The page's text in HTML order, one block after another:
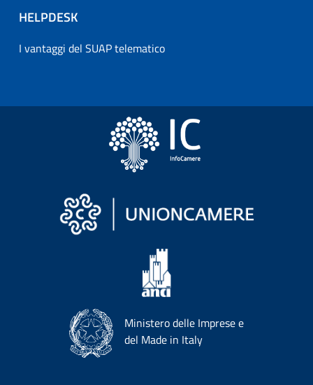
HELPDESK
I vantaggi del SUAP telematico
Ministero delle Imprese e
del Made in Italy